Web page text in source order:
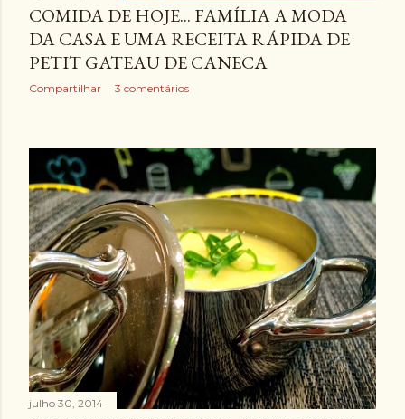
COMIDA DE HOJE... FAMÍLIA A MODA
DA CASA E UMA RECEITA RÁPIDA DE
PETIT GATEAU DE CANECA
Compartilhar 3 comentários
julho 30, 2014